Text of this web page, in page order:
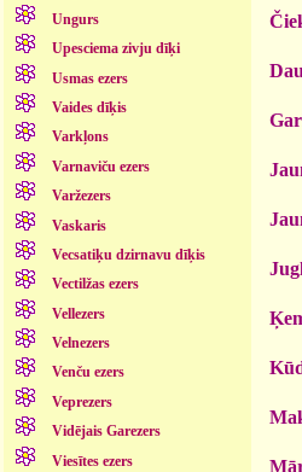
Ungurs
Upesciema zivju dīķi
Usmas ezers
Vaides dīķis
Varkļons
Varnaviču ezers
Varžezers
Vaskaris
Vecsatiķu dzirnavu dīķis
Vectilžas ezers
Vellezers
Velnezers
Venču ezers
Veprezers
Vidējais Garezers
Viesītes ezers